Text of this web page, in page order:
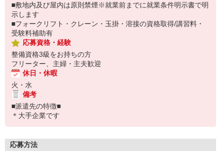
■敷地内及び屋内は原則禁煙※就業前までに就業条件明示書で明
示します
■フォークリフト・クレーン・玉掛・溶接の資格取得/講習料・
受験料補助有
応募資格・経験
整備資格3級をお持ちの方
フリーター、主婦・主夫歓迎
休日・休暇
火・水
備考
■派遣先の特徴■
＊大手企業です
応募方法